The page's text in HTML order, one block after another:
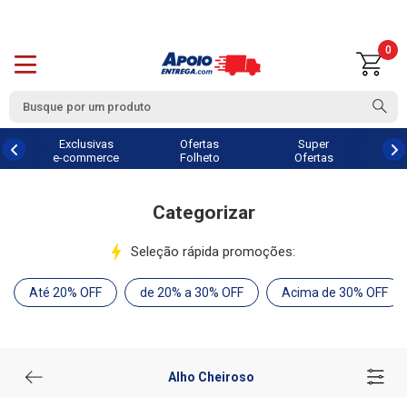
0
Exclusivas
e-commerce
Ofertas
Folheto
Super
Ofertas
Categorizar
Seleção rápida promoções:
Até 20% OFF de 20% a 30% OFF Acima de 30% OFF
Alho Cheiroso